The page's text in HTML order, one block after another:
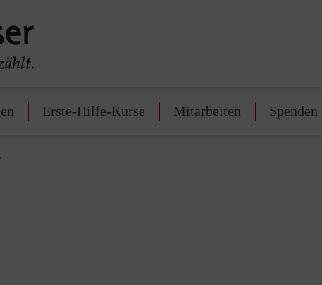
Erste-Hilfe-Kurse Mitarbeiten Spenden